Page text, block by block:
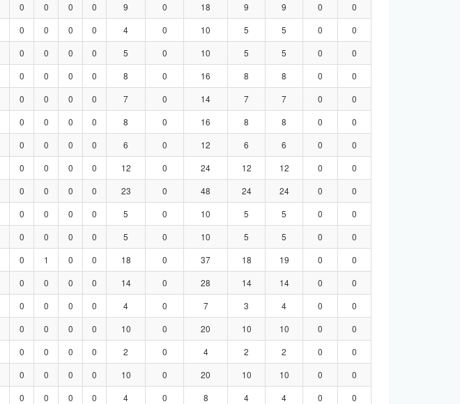
0 0 0 0 9 0 18 9 9 0
0
0 0 0 0 4 0 10 5 5 0
0
0 0 0 0 5 0 10 5 5 0
0
0 0 0 0 8 0 16 8 8 0
0
0 0 0 0 7 0 14 7 7 0
0
0 0 0 0 8 0 16 8 8 0
0
0 0 0 0 6 0 12 6 6 0
0
0 0 0 0 12 0 24 12 12 0
0
0 0 0 0 23 0 48 24 24 0
0
0 0 0 0 5 0 10 5 5 0
0
0 0 0 0 5 0 10 5 5 0
0
0 1 0 0 18 0 37 18 19 0
0
0 0 0 0 14 0 28 14 14 0
0
0 0 0 0 4 0 7 3 4 0
0
0 0 0 0 10 0 20 10 10 0
0
0 0 0 0 2 0 4 2 2 0
0
0 0 0 0 10 0 20 10 10 0
0
0 0 0 0 4 0 8 4 4 0
0